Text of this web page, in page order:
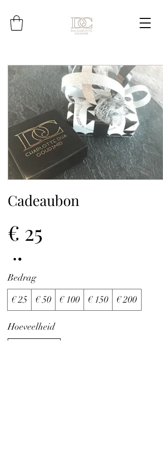
Cadeaubon
€ 25
Bedrag
€ 25
€ 50 € 100 € 150 € 200
Hoeveelheid